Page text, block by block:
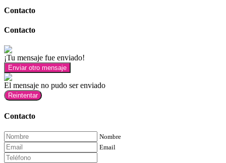
Contacto
Contacto
¡Tu mensaje fue enviado!
Enviar otro mensaje
El mensaje no pudo ser enviado
Reintentar
Contacto
Nombre
Email